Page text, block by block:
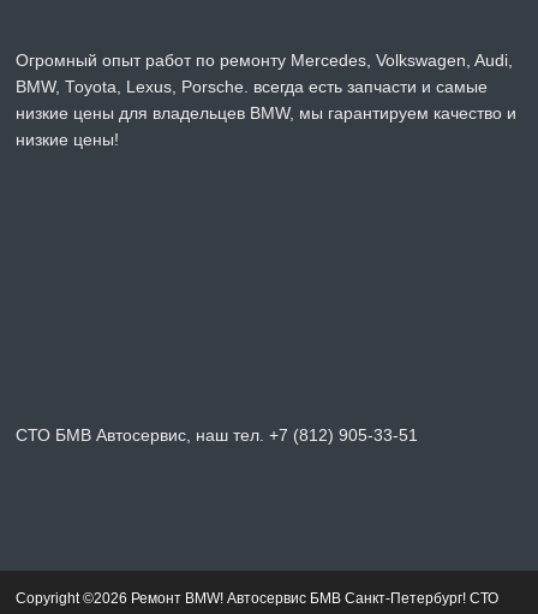
Огромный опыт работ по ремонту Mercedes, Volkswagen, Audi,
BMW, Toyota, Lexus, Porsche. всегда есть запчасти и самые
низкие цены для владельцев BMW, мы гарантируем качество и
низкие цены!
СТО БМВ Автосервис, наш тел. +7 (812) 905-33-51
Copyright ©2026 Ремонт BMW! Автосервис БМВ Санкт-Петербург! СТО